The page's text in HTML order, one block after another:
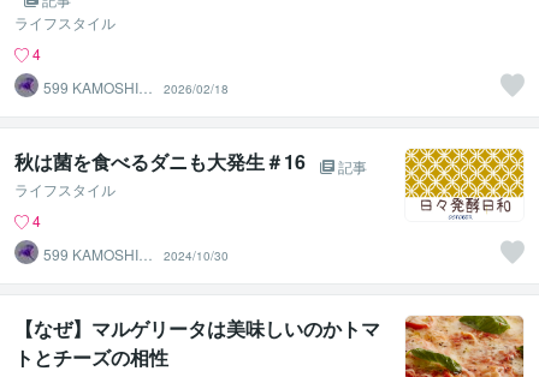
ライフスタイル
4
599 KAMOSHIK
2026/02/18
秋は菌を食べるダニも大発生＃16
記事
ライフスタイル
4
599 KAMOSHIK
2024/10/30
【なぜ】マルゲリータは美味しいのかトマ
トとチーズの相性